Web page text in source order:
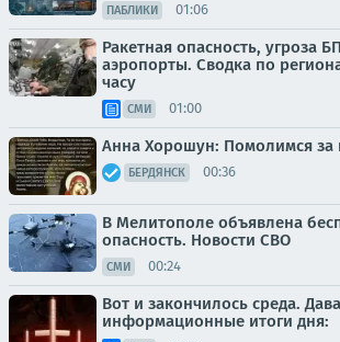
ПАБЛИКИ 01:06
Ракетная опасность, угроза
аэропорты. Сводка по
часу
СМИ 01:00
Анна Хорошун: Помолимся за
БЕРДЯНСК 00:36
В Мелитополе объявлена
опасность. Новости СВО
СМИ 00:24
Вот и закончилось среда.
информационные итоги дня: